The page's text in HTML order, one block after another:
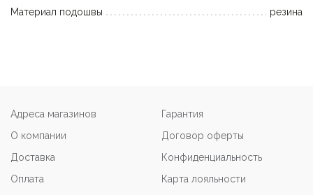
Материал подошвы
резина
Адреса магазинов
О компании
Доставка
Оплата
Гарантия
Договор оферты
Конфиденциальность
Карта лояльности